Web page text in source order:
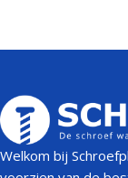
Welkom bij